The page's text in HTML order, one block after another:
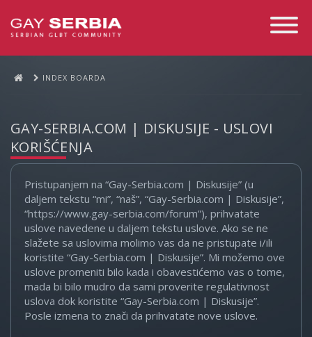
Toggle
INDEX BOARDA
GAY-SERBIA.COM | DISKUSIJE - USLOVI
KORIŠĆENJA
Pristupanjem na “Gay-Serbia.com | Diskusije” (u
daljem tekstu “mi”, “naš”, “Gay-Serbia.com | Diskusije”,
“https://www.gay-serbia.com/forum”), prihvatate
uslove navedene u daljem tekstu uslove. Ako se ne
slažete sa uslovima molimo vas da ne pristupate i/ili
koristite “Gay-Serbia.com | Diskusije”. Mi možemo ove
uslove promeniti bilo kada i obavestićemo vas o tome,
mada bi bilo mudro da sami proverite regulativnost
uslova dok koristite “Gay-Serbia.com | Diskusije”.
Posle izmena to znači da prihvatate nove uslove.